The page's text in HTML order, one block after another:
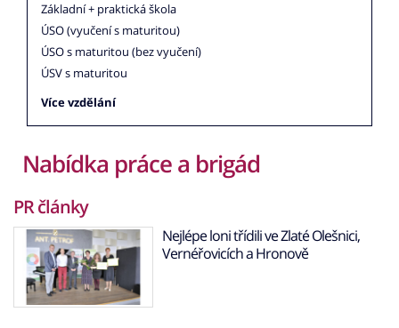
Základní + praktická škola
ÚSO (vyučení s maturitou)
ÚSO s maturitou (bez vyučení)
ÚSV s maturitou
Více vzdělání
Nabídka práce a brigád
PR články
Nejlépe loni třídili ve Zlaté Olešnici,
Vernéřovicích a Hronově